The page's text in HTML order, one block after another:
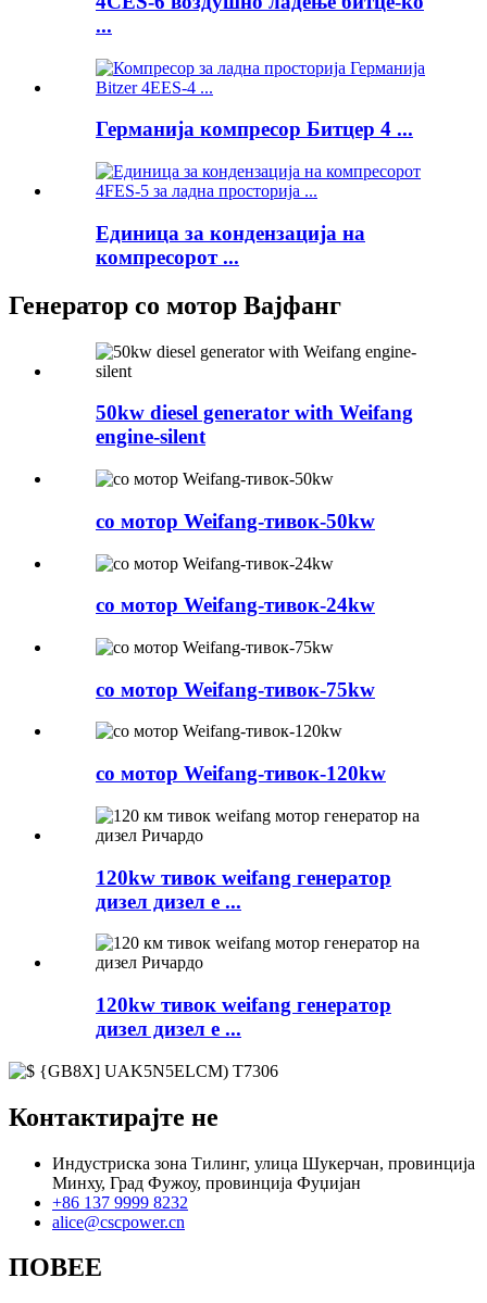
...
Германија компресор Битцер 4 ...
Единица за кондензација на
компресорот ...
Генератор со мотор Вајфанг
50kw diesel generator with Weifang
engine-silent
со мотор Weifang-тивок-50kw
со мотор Weifang-тивок-24kw
со мотор Weifang-тивок-75kw
со мотор Weifang-тивок-120kw
120kw тивок weifang генератор
дизел дизел е ...
120kw тивок weifang генератор
дизел дизел е ...
Контактирајте не
Индустриска зона Тилинг, улица Шукерчан, провинција
Минху, Град Фужоу, провинција Фуџијан
+86 137 9999 8232
alice@cscpower.cn
ПОВЕЕ